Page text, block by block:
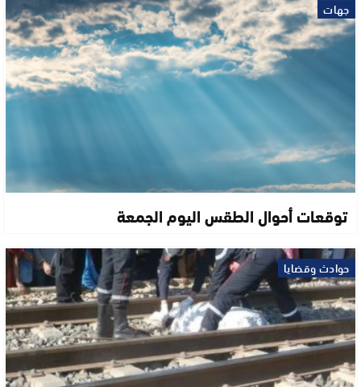
جهات
توقعات أحوال الطقس اليوم الجمعة
حوادث وقضايا